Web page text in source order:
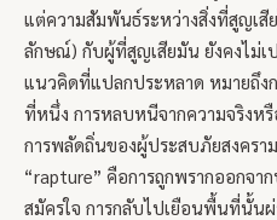
แต่ความสัมพันธ์ระหว่างสิ่งที่สูญเ
ลักษณ์) กับผู้ที่สูญเสียมัน ยังคงไม่เป
แนวคิดที่แปลกประหลาด หมายถึง
ที่หนึ่ง การหลบหนีจากความจริงห
การพลัดถิ่นของผู้ประสบภัยสงคร
“rapture” คือการถูกพรากออกจ
สมัครใจ การกลับไปเยือนพื้นที่นั้น